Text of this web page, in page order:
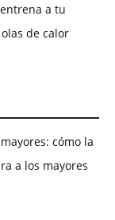
a tu
de calor
cómo la
a los mayores